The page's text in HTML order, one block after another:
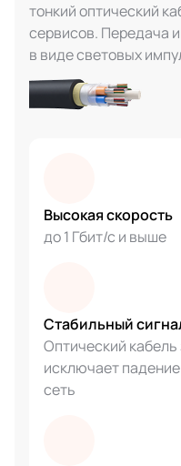
тонкий оптический
сервисов. Передача
в виде световых
Высокая скорость
до 1 Гбит/с и выше
Стабильный
Оптический кабель
исключает падение
сеть